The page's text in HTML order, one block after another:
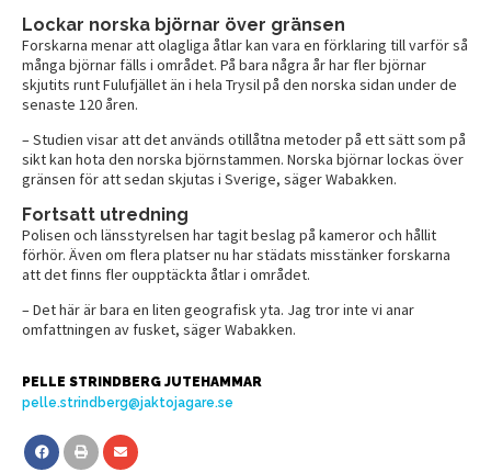
Lockar norska björnar över gränsen
Forskarna menar att olagliga åtlar kan vara en förklaring till varför så
många björnar fälls i området. På bara några år har fler björnar
skjutits runt Fulufjället än i hela Trysil på den norska sidan under de
senaste 120 åren.
– Studien visar att det används otillåtna metoder på ett sätt som på
sikt kan hota den norska björnstammen. Norska björnar lockas över
gränsen för att sedan skjutas i Sverige, säger Wabakken.
Fortsatt utredning
Polisen och länsstyrelsen har tagit beslag på kameror och hållit
förhör. Även om flera platser nu har städats misstänker forskarna
att det finns fler oupptäckta åtlar i området.
– Det här är bara en liten geografisk yta. Jag tror inte vi anar
omfattningen av fusket, säger Wabakken.
PELLE STRINDBERG JUTEHAMMAR
pelle.strindberg@jaktojagare.se